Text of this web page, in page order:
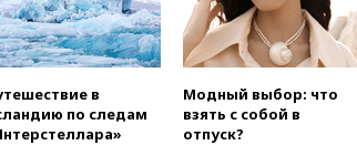
вчера, 21:35После пожара на
складе в Брянске возбудили
уголовное дело
вчера, 21:26Лидеры сборной
РФ по гимнастике получили
официальный отказ в визах от
в
по следам
Модный выбор: что
взять с собой в
отпуск?